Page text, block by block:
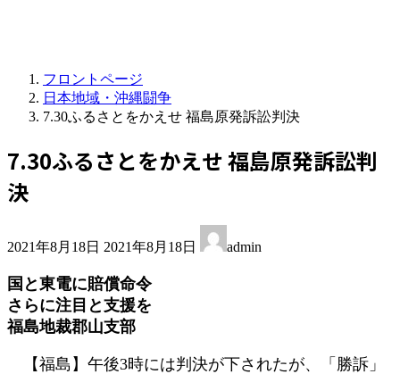
フロントページ
日本地域・沖縄闘争
7.30ふるさとをかえせ 福島原発訴訟判決
7.30ふるさとをかえせ 福島原発訴訟判
決
2021年8月18日 終
新
日
時
2021年8月18日 admin
国と東電に賠償命令
さらに注目と支援を
福島地裁郡山支部
【福島】午後3時には判決が下されたが、「勝訴」